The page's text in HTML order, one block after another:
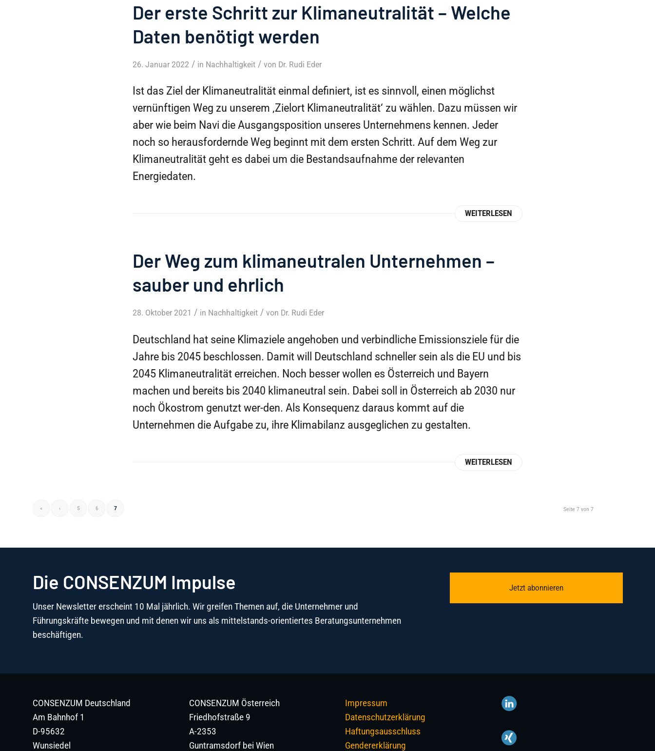
Der erste Schritt zur Klimaneutralität – Welche
Daten benötigt werden
26. Januar 2022 / in Nachhaltigkeit / von Dr. Rudi Eder
Ist das Ziel der Klimaneutralität einmal definiert, ist es sinnvoll, einen möglichst
vernünftigen Weg zu unserem ‚Zielort Klimaneutralität‘ zu wählen. Dazu müssen wir
aber wie beim Navi die Ausgangsposition unseres Unternehmens kennen. Jeder
noch so herausfordernde Weg beginnt mit dem ersten Schritt. Auf dem Weg zur
Klimaneutralität geht es dabei um die Bestandsaufnahme der relevanten
Energiedaten.
WEITERLESEN
Der Weg zum klimaneutralen Unternehmen –
sauber und ehrlich
28. Oktober 2021 / in Nachhaltigkeit / von Dr. Rudi Eder
Deutschland hat seine Klimaziele angehoben und verbindliche Emissionsziele für die
Jahre bis 2045 beschlossen. Damit will Deutschland schneller sein als die EU und bis
2045 Klimaneutralität erreichen. Noch besser wollen es Österreich und Bayern
machen und bereits bis 2040 klimaneutral sein. Dabei soll in Österreich ab 2030 nur
noch Ökostrom genutzt wer-den. Als Konsequenz daraus kommt auf die
Unternehmen die Aufgabe zu, ihre Klimabilanz ausgeglichen zu gestalten.
WEITERLESEN
Seite 7 von 7
« ‹ 5 6 7
Die CONSENZUM Impulse
Unser Newsletter erscheint 10 Mal jährlich. Wir greifen Themen auf, die Unternehmer und
Führungskräfte bewegen und mit denen wir uns als mittelstands-orientiertes Beratungsunternehmen
beschäftigen.
Jetzt abonnieren
CONSENZUM Deutschland
Am Bahnhof 1
D-95632
Wunsiedel
CONSENZUM Österreich
Friedhofstraße 9
A-2353
Guntramsdorf bei Wien
Impressum
Datenschutzerklärung
Haftungsausschluss
Gendererklärung